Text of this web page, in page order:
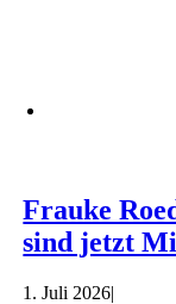
Frauke
sind jetzt
1. Juli 2026|